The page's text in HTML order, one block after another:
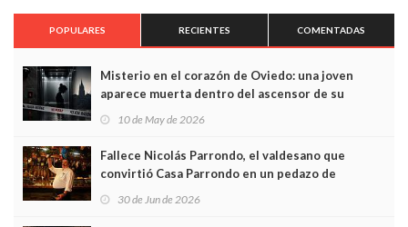
POPULARES RECIENTES COMENTADAS
Misterio en el corazón de Oviedo: una joven
aparece muerta dentro del ascensor de su
edificio y las cámaras captan sus últimos minutos
10 de May de 2026
Fallece Nicolás Parrondo, el valdesano que
convirtió Casa Parrondo en un pedazo de
Asturias en Madrid
30 de Jun de 2026